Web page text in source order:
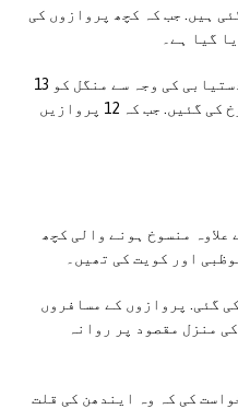
ہیں. جب کہ کچھ پروازوں کی
گیا ہے۔
انہوں نے کہا کہ ایندھن کی عدم دستیابی کی وجہ سے منگل کو 13
ملکی اور 11 عالمی پروازیں منسوخ کی گئیں. جب کہ 12 پروازیں
منسوخ ہونے والی کچھ
اور کویت کی تھیں۔
گئی. پروازوں کے مسافروں
منزل مقصود پر روانہ
کی کہ وہ ایندھن کی قلت